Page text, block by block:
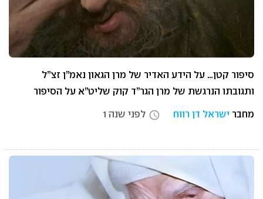
סיפור קטן… על הידע האדיר של מרן הגאון נאמ”ן זצ”ל
ותגובתו הנרגשת של מרן הגר”ד קוק שליט”א על הסיפור
מחבר ישראל דן רווח access_time לפני שנה 1